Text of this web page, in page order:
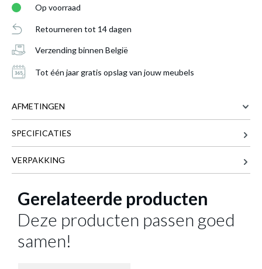
Op voorraad
Retourneren tot 14 dagen
Verzending binnen België
Tot één jaar gratis opslag van jouw meubels
AFMETINGEN
DIEPTE
HOOGTE 13.5 cm
Meer afmetingen
SPECIFICATIES
VERPAKKING
Gerelateerde producten
Deze producten passen goed
samen!
Spot PARIS Zwart
winkelmandje
SPOT PARIS ZWART